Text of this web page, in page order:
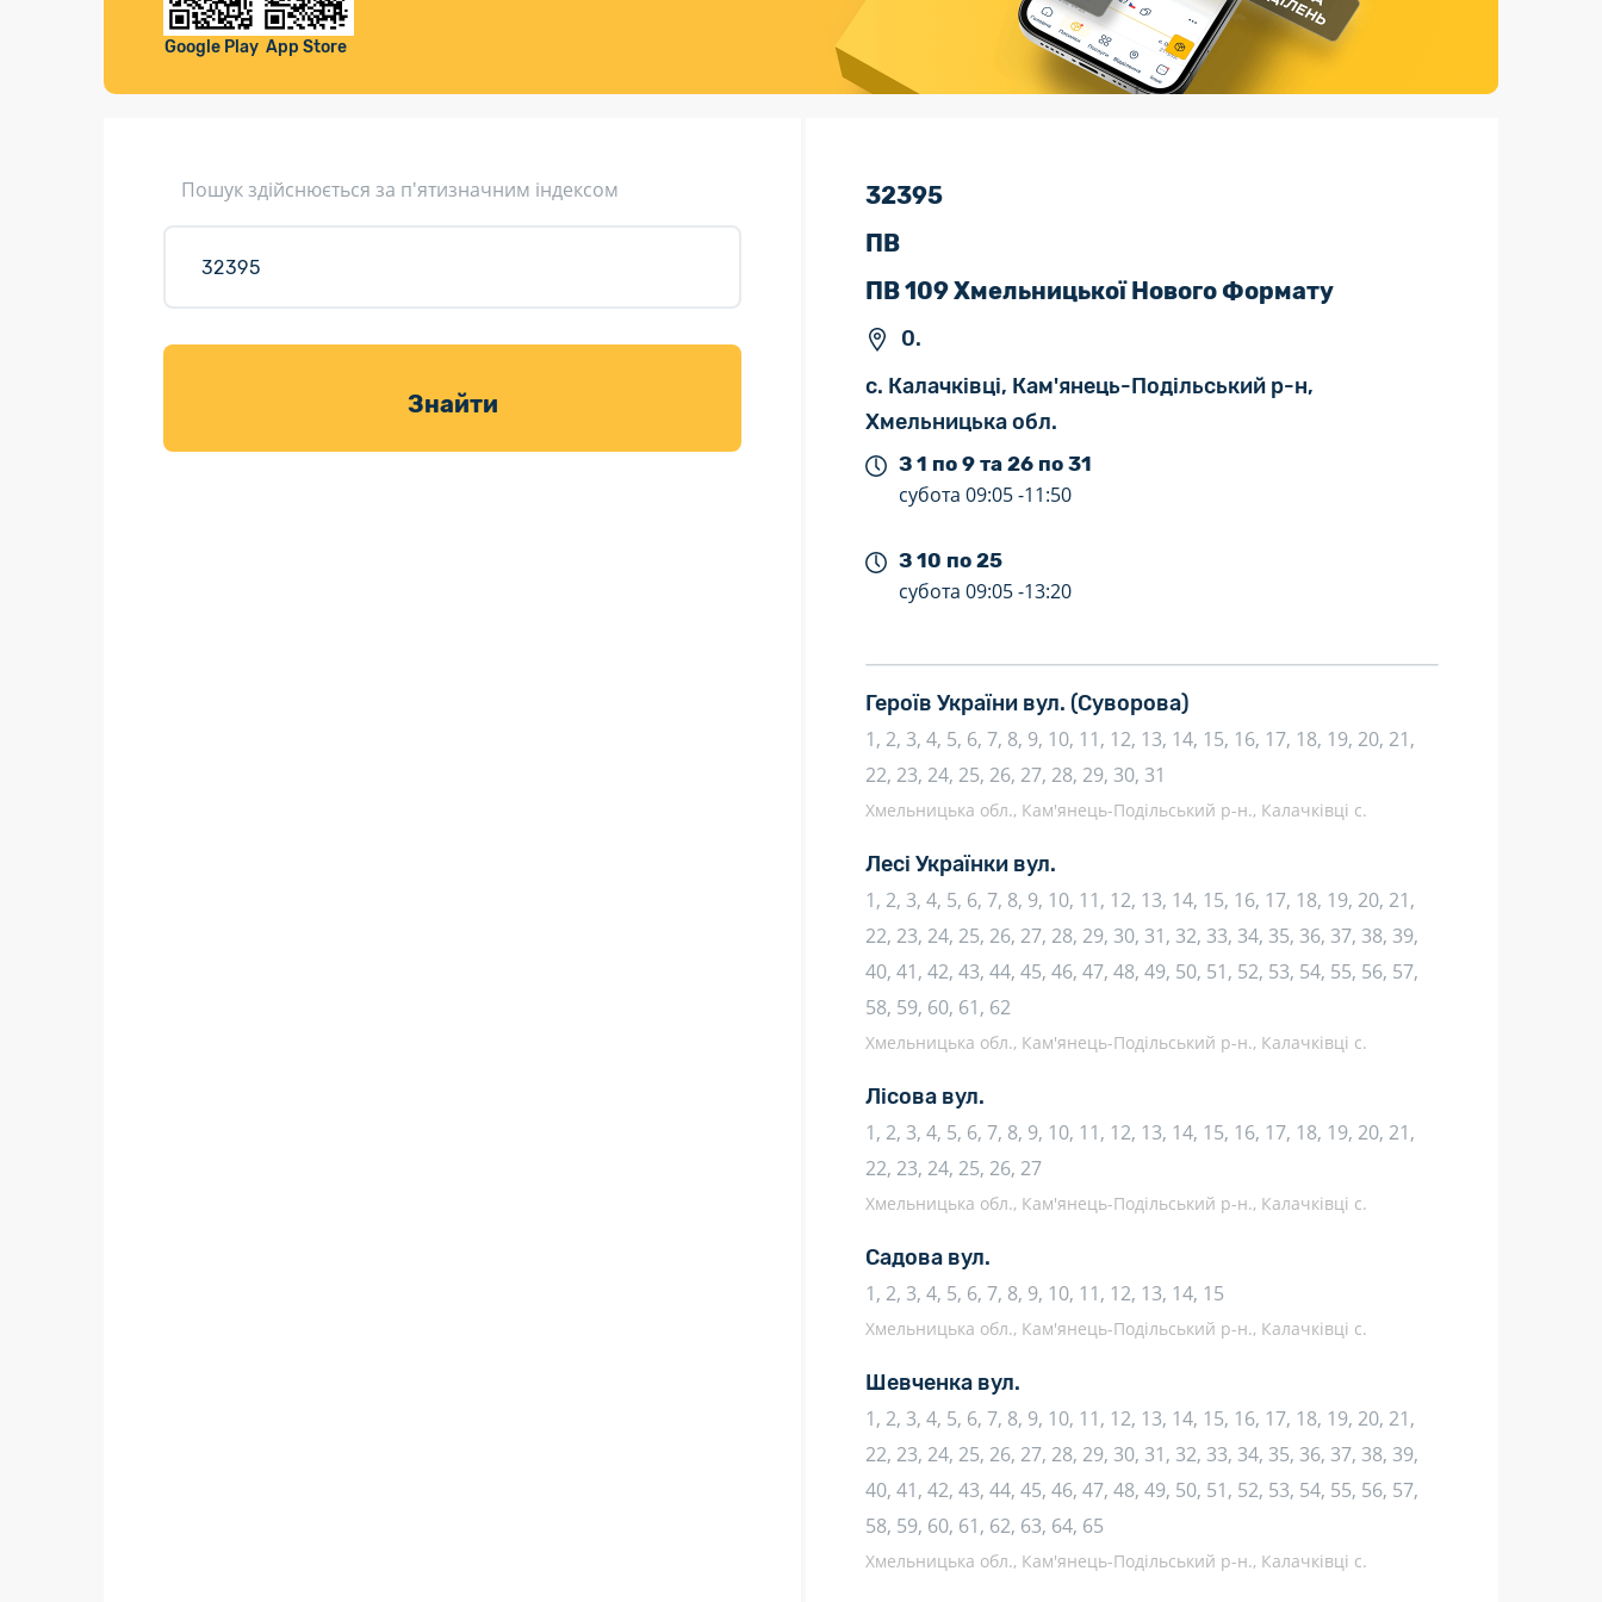
Листи та листівки
Доставка товарів для саду
Валютно-обмінні операції
Страхові послуги
Каталог «Укрпошта Маркет»
Google Play App Store
Пошук здійснюється за п'ятизначним індексом
Знайти
32395
ПВ
ПВ 109 Хмельницької Нового Формату
0.
с. Калачківці, Кам'янець-Подільський р-н,
Хмельницька обл.
З 1 по 9 та 26 по 31
субота 09:05 -11:50
З 10 по 25
субота 09:05 -13:20
Героїв України вул. (Суворова)
1, 2, 3, 4, 5, 6, 7, 8, 9, 10, 11, 12, 13, 14, 15, 16, 17, 18, 19, 20, 21,
22, 23, 24, 25, 26, 27, 28, 29, 30, 31
Хмельницька обл., Кам'янець-Подільський р-н., Калачківці с.
Лесі Українки вул.
1, 2, 3, 4, 5, 6, 7, 8, 9, 10, 11, 12, 13, 14, 15, 16, 17, 18, 19, 20, 21,
22, 23, 24, 25, 26, 27, 28, 29, 30, 31, 32, 33, 34, 35, 36, 37, 38, 39,
40, 41, 42, 43, 44, 45, 46, 47, 48, 49, 50, 51, 52, 53, 54, 55, 56, 57,
58, 59, 60, 61, 62
Хмельницька обл., Кам'янець-Подільський р-н., Калачківці с.
Лісова вул.
1, 2, 3, 4, 5, 6, 7, 8, 9, 10, 11, 12, 13, 14, 15, 16, 17, 18, 19, 20, 21,
22, 23, 24, 25, 26, 27
Хмельницька обл., Кам'янець-Подільський р-н., Калачківці с.
Садова вул.
1, 2, 3, 4, 5, 6, 7, 8, 9, 10, 11, 12, 13, 14, 15
Хмельницька обл., Кам'янець-Подільський р-н., Калачківці с.
Шевченка вул.
1, 2, 3, 4, 5, 6, 7, 8, 9, 10, 11, 12, 13, 14, 15, 16, 17, 18, 19, 20, 21,
22, 23, 24, 25, 26, 27, 28, 29, 30, 31, 32, 33, 34, 35, 36, 37, 38, 39,
40, 41, 42, 43, 44, 45, 46, 47, 48, 49, 50, 51, 52, 53, 54, 55, 56, 57,
58, 59, 60, 61, 62, 63, 64, 65
Хмельницька обл., Кам'янець-Подільський р-н., Калачківці с.